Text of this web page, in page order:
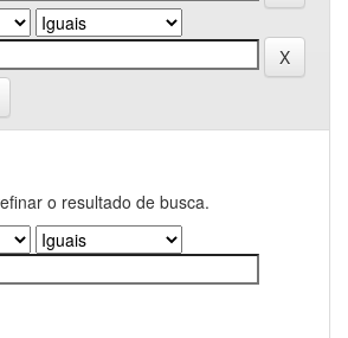
o resultado de busca.